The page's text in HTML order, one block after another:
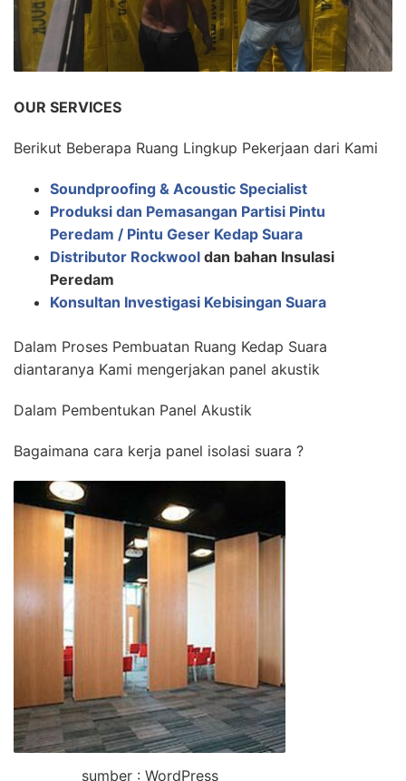
OUR SERVICES
Berikut Beberapa Ruang Lingkup Pekerjaan dari Kami
Soundproofing & Acoustic Specialist
Produksi dan Pemasangan Partisi Pintu
Peredam / Pintu Geser Kedap Suara
Distributor Rockwool dan bahan Insulasi
Peredam
Konsultan Investigasi Kebisingan Suara
Dalam Proses Pembuatan Ruang Kedap Suara
diantaranya Kami mengerjakan panel akustik
Dalam Pembentukan Panel Akustik
Bagaimana cara kerja panel isolasi suara ?
sumber : WordPress